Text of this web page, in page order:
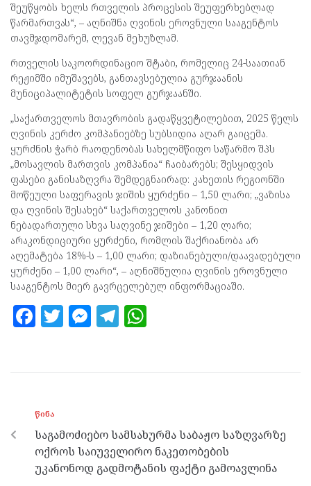
შეუწყობს ხელს რთველის პროცესის შეუფერხებლად
წარმართვას“, – აღნიშნა ღვინის ეროვნული სააგენტოს
თავმჯდომარემ, ლევან მეხუზლამ.
რთველის საკოორდინაციო შტაბი, რომელიც 24-საათიან
რეჟიმში იმუშავებს, განთავსებულია გურჯაანის
მუნიციპალიტეტის სოფელ გურჯაანში.
„საქართველოს მთავრობის გადაწყვეტილებით, 2025 წელს
ღვინის კერძო კომპანიებზე სუბსიდია აღარ გაიცემა.
ყურძნის ჭარბ რაოდენობას სახელმწიფო საწარმო შპს
„მოსავლის მართვის კომპანია“ ჩაიბარებს; შესყიდვის
ფასები განისაზღვრა შემდეგნაირად: კახეთის რეგიონში
მოწეული საფერავის ჯიშის ყურძენი – 1,50 ლარი; „ვაზისა
და ღვინის შესახებ“ საქართველოს კანონით
ნებადართული სხვა საღვინე ჯიშები – 1,20 ლარი;
არაკონდიციური ყურძენი, რომლის შაქრიანობა არ
აღემატება 18%-ს – 1,00 ლარი; დაზიანებული/დაავადებული
ყურძენი – 1,00 ლარი“, – აღნიშნულია ღვინის ეროვნული
სააგენტოს მიერ გავრცელებულ ინფორმაციაში.
F
o
o
k
T M
er
T
m p
p
ᲬᲘᲜᲐ
საგამოძიებო სამსახურმა საბაჟო საზღვარზე
ოქროს საიუველირო ნაკეთობების
უკანონოდ გადმოტანის ფაქტი გამოავლინა